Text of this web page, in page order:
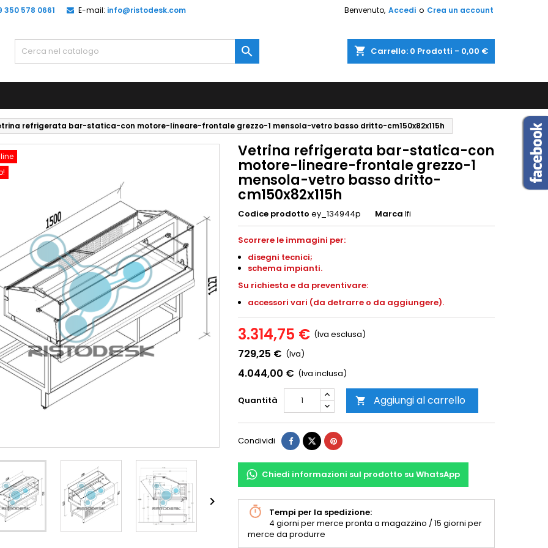
350 578 0661 E-mail: info@ristodesk.com Benvenuto, Accedi o Crea un account
shopping_cart Carrello: 0 Prodotti - 0,00 €

refrigerata bar-statica-con motore-lineare-frontale grezzo-1 mensola-vetro basso dritto-cm150x82x115h

Vetrina refrigerata bar-statica-con
motore-lineare-frontale grezzo-1
mensola-vetro basso dritto-
cm150x82x115h
Codice prodotto ey_134944p Marca Ifi
Scorrere le immagini per:
disegni tecnici;
schema impianti.
Su richiesta e da preventivare:
accessori vari (da detrarre o da aggiungere).
3.314,75 € (Iva esclusa)
729,25 € (Iva)
4.044,00 € (Iva inclusa)
Quantità  Aggiungi al carrello
Condividi
Chiedi informazioni sul prodotto su WhatsApp
Tempi per la spedizione:
4 giorni per merce pronta a magazzino / 15 giorni per
merce da produrre